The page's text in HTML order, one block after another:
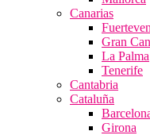
Canarias
Gran
La Palma
Tenerife
Cantabria
Cataluña
Girona